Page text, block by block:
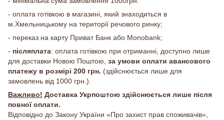
- оплата готівкою в магазині, який знаходиться в
м.Хмельницькому на території речового ринку;
- переказ на карту Приват Банк або Monobank;
- післяплата: оплата готівкою при отриманні, доступно лише
для доставки Новою Поштою, за умови оплати авансового
платежу в розмірі 200 грн. (здійснюється лише для
замовлень від 1000 грн.).
Важливо! Доставка Укрпоштою здійснюється лише після
повної оплати.
Відповідно до Закону України «Про захист прав споживачів»,